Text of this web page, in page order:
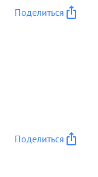
Поделиться
Поделиться